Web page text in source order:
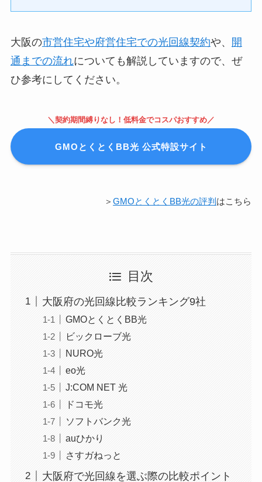
大阪の市営住宅や府営住宅での光回線契約や、
開
通までの流れについても解説していますので、ぜ
ひ参考にしてください。
＼契約期間縛りなし！低料金でコスパおすすめ／
GMOとくとくBB光 公式特設サイト
＞GMOとくとくBB光の評判 はこちら
目次
大阪府の光回線比較ランキング9社
GMOとくとくBB光
ビックローブ光
NURO光
eo光
J:COM NET 光
ドコモ光
ソフトバンク光
auひかり
さすガねっと
大阪府で光回線を選ぶ際の比較ポイント